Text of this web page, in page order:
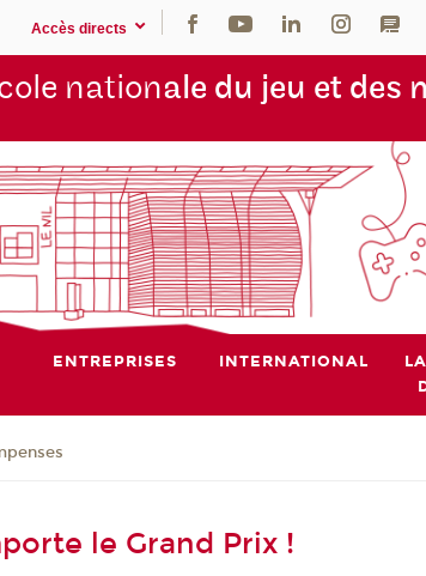
Accès directs
nationale du jeu et des
ENTREPRISES INTERNATIONAL
le Grand Prix !